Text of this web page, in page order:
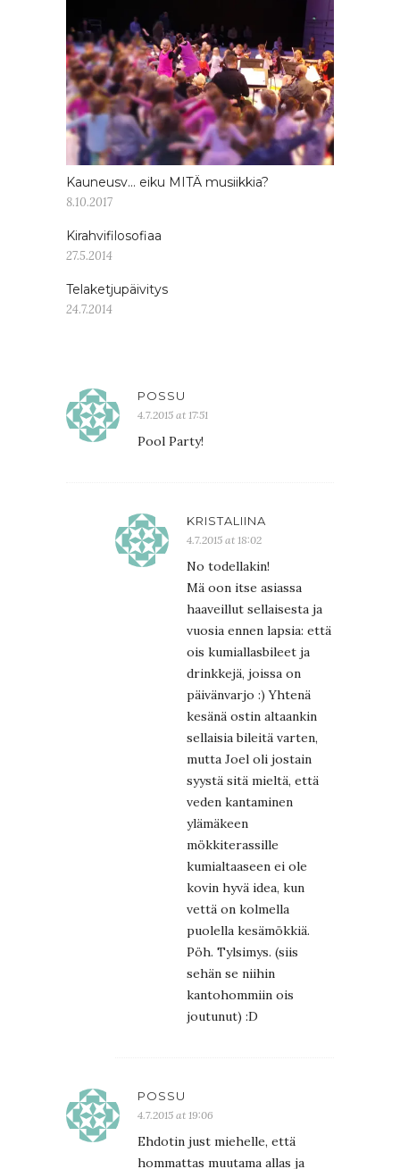
Kauneusv… eiku MITÄ musiikkia?
8.10.2017
Kirahvifilosofiaa
27.5.2014
Telaketjupäivitys
24.7.2014
POSSU
4.7.2015 at 17:51
Pool Party!
KRISTALIINA
4.7.2015 at 18:02
No todellakin!
Mä oon itse asiassa
haaveillut sellaisesta ja
vuosia ennen lapsia: että
ois kumiallasbileet ja
drinkkejä, joissa on
päivänvarjo :) Yhtenä
kesänä ostin altaankin
sellaisia bileitä varten,
mutta Joel oli jostain
syystä sitä mieltä, että
veden kantaminen
ylämäkeen
mökkiterassille
kumialtaaseen ei ole
kovin hyvä idea, kun
vettä on kolmella
puolella kesämökkiä.
Pöh. Tylsimys. (siis
sehän se niihin
kantohommiin ois
joutunut) :D
POSSU
4.7.2015 at 19:06
Ehdotin just miehelle, että
hommattas muutama allas ja